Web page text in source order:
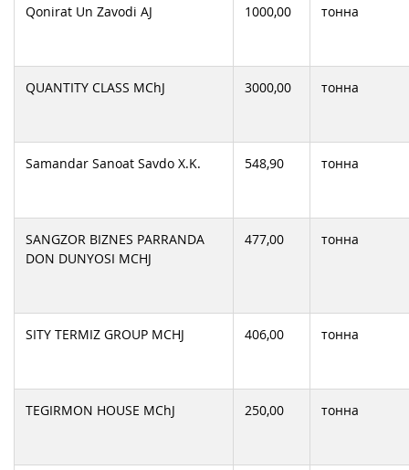
Qonirat Un Zavodi AJ 1000,00 тонна
QUANTITY CLASS MChJ 3000,00 тонна
Samandar Sanoat Savdo X.K. 548,90 тонна
SANGZOR BIZNES PARRANDA
DON DUNYOSI MCHJ
477,00 тонна
SITY TERMIZ GROUP MCHJ 406,00 тонна
TEGIRMON HOUSE MChJ 250,00 тонна